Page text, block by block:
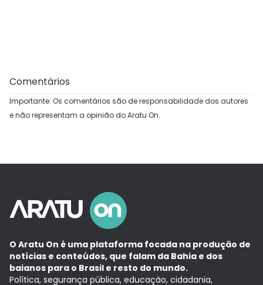
Comentários
Importante: Os comentários são de responsabilidade dos autores
e não representam a opinião do Aratu On.
O Aratu On é uma plataforma focada na produção de
notícias e conteúdos, que falam da Bahia e dos
baianos para o Brasil e resto do mundo.
Política, segurança pública, educação, cidadania,